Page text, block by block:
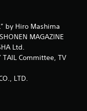
by Hiro Mashima
MAGAZINE
Ltd.
Committee, TV
LTD.